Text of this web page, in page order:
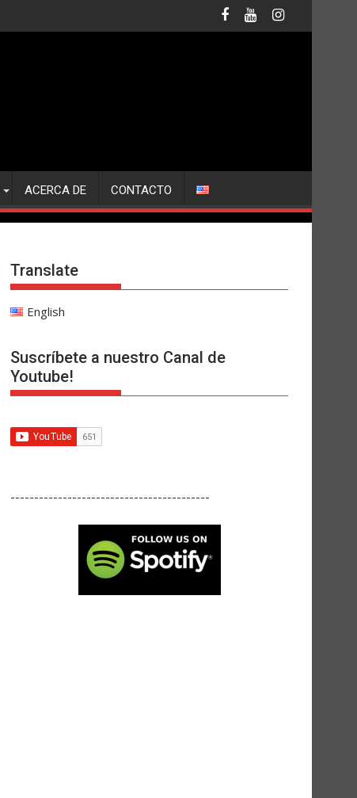
ACERCA DE CONTACTO
Translate
English
Suscríbete a nuestro Canal de
Youtube!
------------------------------------------